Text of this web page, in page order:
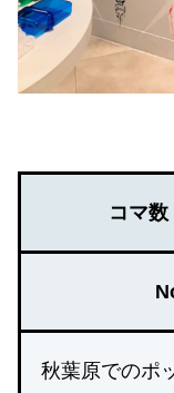
コマ数
秋葉原でのポ